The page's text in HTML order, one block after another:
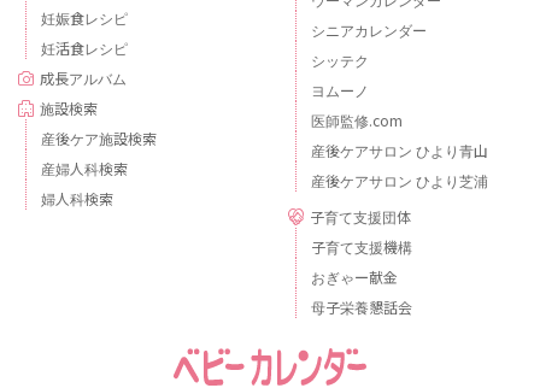
妊娠食レシピ
妊活食レシピ
成長アルバム
施設検索
産後ケア施設検索
産婦人科検索
婦人科検索
シニアカレンダー
シッテク
ヨムーノ
医師監修.com
産後ケアサロン ひより青山
産後ケアサロン ひより芝浦
子育て支援団体
子育て支援機構
おぎゃー献金
母子栄養懇話会